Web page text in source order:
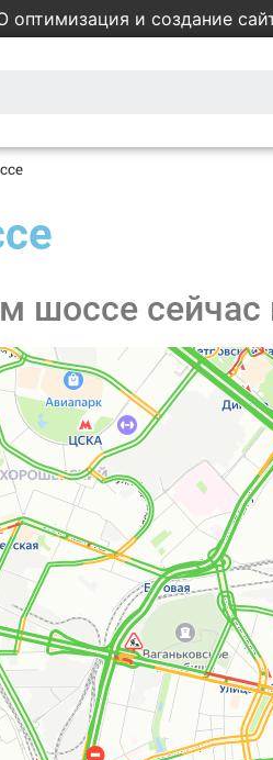
оптимизация и создание
шоссе сейчас